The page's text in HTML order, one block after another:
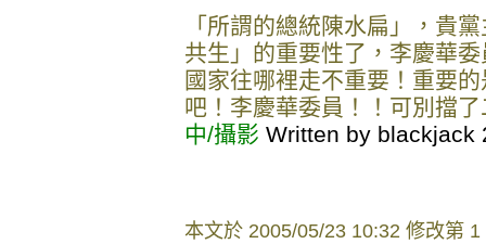
「所謂的總統陳水扁」，貴
共生」的重要性了，李慶華
國家往哪裡走不重要！重要
吧！李慶華委員！！可別擋
中/攝影 Written by blackjack
本文於 2005/05/23 10:32 修改第 1